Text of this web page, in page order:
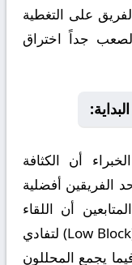
على التغطية
جداً اختراق
أن الكثافة
الفريقين أفضلية
أن اللقاء
سيتسم بالتحفظ الدفاعي المبالغ فيه (Low Block) لتفادي
يجمع المحللون